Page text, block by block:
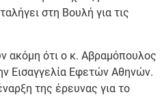
στη Βουλή για τις
ακόμη ότι ο κ. Αβραμόπουλος
Εισαγγελία Εφετών Αθηνών.
της έρευνας για το